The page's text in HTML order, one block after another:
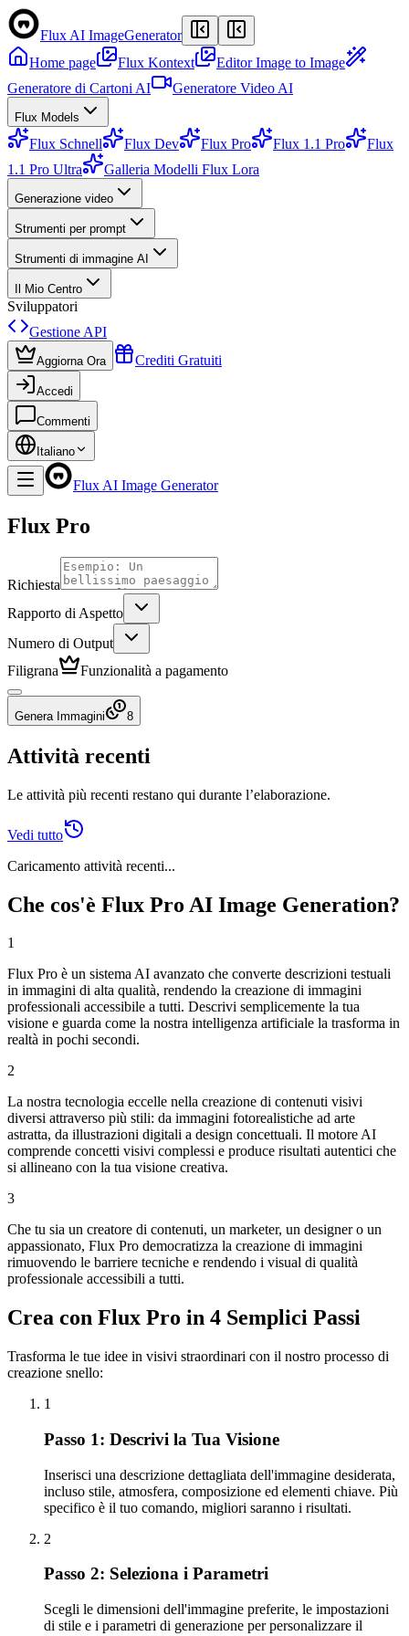
Flux AI ImageGenerator
Home page
Flux Kontext
Editor Image to Image
Generatore di Cartoni AI
Generatore Video AI
Flux Models
Flux Schnell Flux Dev Flux Pro Flux 1.1 Pro
Flux
1.1 Pro Ultra
Galleria Modelli Flux Lora
Generazione video
Strumenti per prompt
Strumenti di immagine AI
Il Mio Centro
Sviluppatori
Gestione API
Aggiorna Ora Crediti Gratuiti
Accedi
Commenti
Italiano
Flux AI Image Generator
Flux Pro
Richiesta
Rapporto di Aspetto
Numero di Output
Filigrana
Funzionalità a pagamento
Genera Immagini 8
Attività recenti
Le attività più recenti restano qui durante l’elaborazione.
Vedi tutto
Caricamento attività recenti...
Che cos'è Flux Pro AI Image Generation?
1
Flux Pro è un sistema AI avanzato che converte descrizioni testuali
in immagini di alta qualità, rendendo la creazione di immagini
professionali accessibile a tutti. Descrivi semplicemente la tua
visione e guarda come la nostra intelligenza artificiale la trasforma in
realtà in pochi secondi.
2
La nostra tecnologia eccelle nella creazione di contenuti visivi
diversi attraverso più stili: da immagini fotorealistiche ad arte
astratta, da illustrazioni digitali a design concettuali. Il motore AI
comprende concetti visivi complessi e produce risultati autentici che
si allineano con la tua visione creativa.
3
Che tu sia un creatore di contenuti, un marketer, un designer o un
appassionato, Flux Pro democratizza la creazione di immagini
rimuovendo le barriere tecniche e rendendo i visual di qualità
professionale accessibili a tutti.
Crea con Flux Pro in 4 Semplici Passi
Trasforma le tue idee in visivi straordinari con il nostro processo di
creazione snello:
1
Passo 1: Descrivi la Tua Visione
Inserisci una descrizione dettagliata dell'immagine desiderata,
incluso stile, atmosfera, composizione ed elementi chiave. Più
specifico è il tuo comando, migliori saranno i risultati.
2
Passo 2: Seleziona i Parametri
Scegli le dimensioni dell'immagine preferite, le impostazioni
di stile e i parametri di generazione per personalizzare il